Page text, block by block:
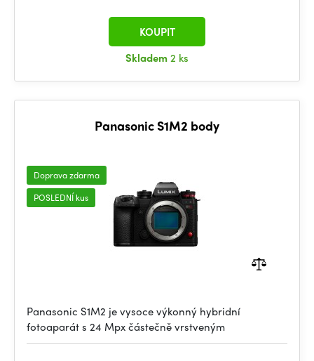
Skladem2 ks
KOUPIT
Panasonic S1M2 body
Doprava zdarma
POSLEDNÍ kus
Panasonic S1M2 je vysoce výkonný hybridní
fotoaparát s 24 Mpx částečně vrstveným